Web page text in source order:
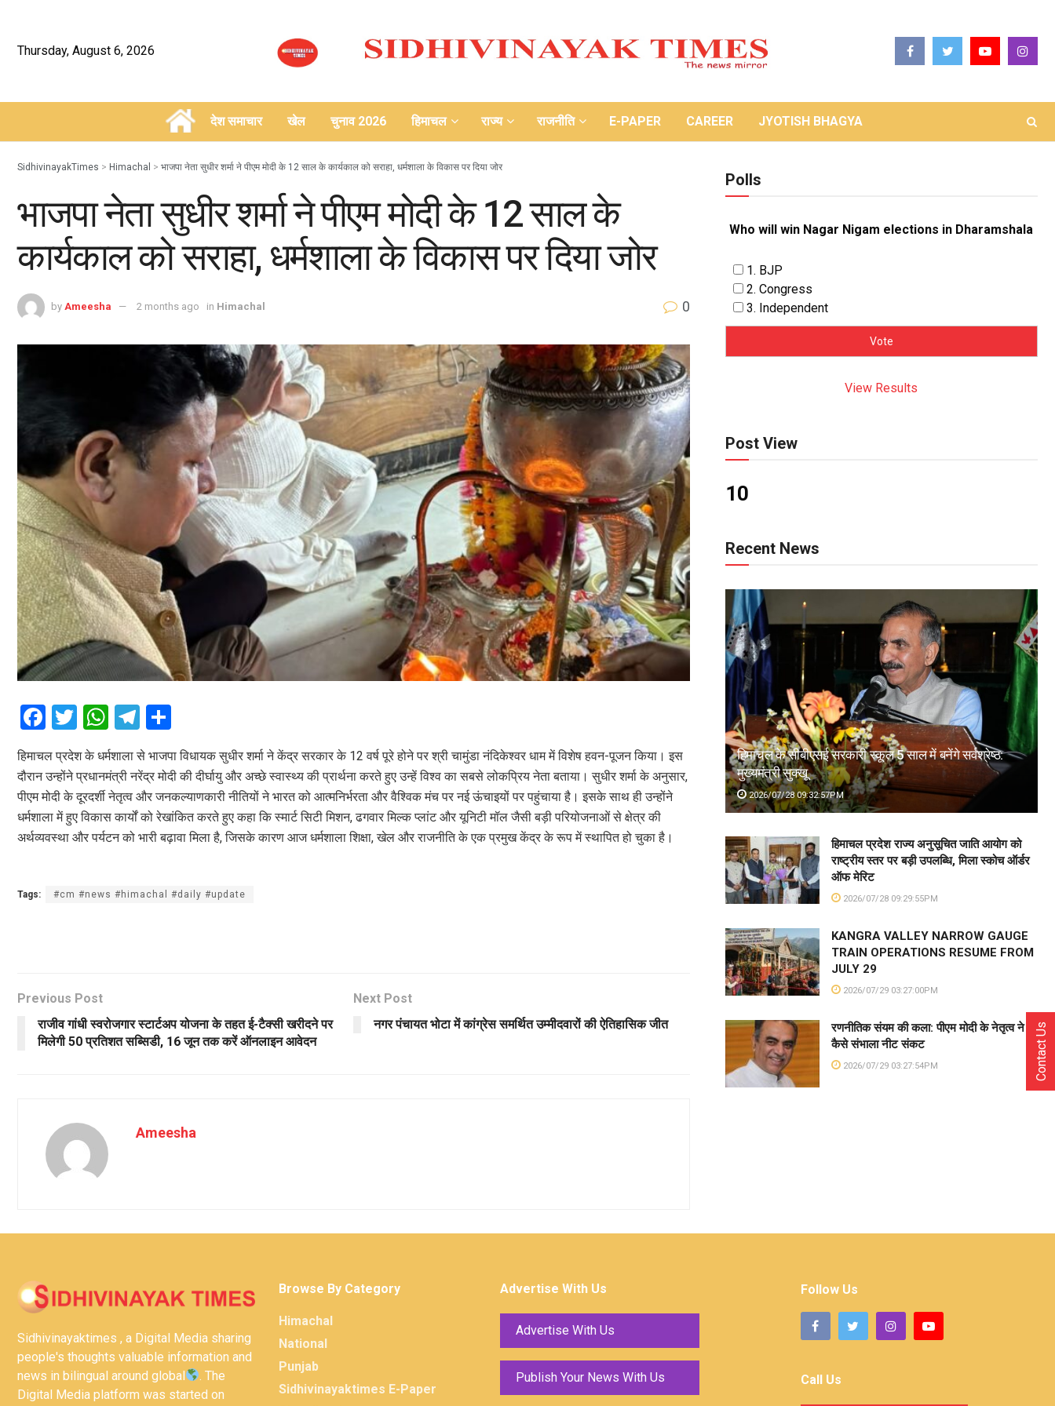
Thursday, August 6, 2026
– देश समाचार खेल चुनाव 2026 हिमाचल राज्य राजनीति E-PAPER CAREER JYOTISH BHAGYA
SidhivinayakTimes > Himachal > भाजपा नेता सुधीर शर्मा ने पीएम मोदी के 12 साल के कार्यकाल को सराहा, धर्मशाला के विकास पर दिया जोर
भाजपा नेता सुधीर शर्मा ने पीएम मोदी के 12 साल के
कार्यकाल को सराहा, धर्मशाला के विकास पर दिया जोर
by Ameesha 2 months ago in Himachal 0
F
ce
b
o
o
T
wi
tt
er
W
h
at
s
A
p
T
el
e
gr
a
m
h
ar
e
हिमाचल प्रदेश के धर्मशाला से भाजपा विधायक सुधीर शर्मा ने केंद्र सरकार के 12 वर्ष पूरे होने पर श्री चामुंडा नंदिकेश्वर धाम में विशेष हवन-पूजन किया। इस
दौरान उन्होंने प्रधानमंत्री नरेंद्र मोदी की दीर्घायु और अच्छे स्वास्थ्य की प्रार्थना करते हुए उन्हें विश्व का सबसे लोकप्रिय नेता बताया। सुधीर शर्मा के अनुसार,
पीएम मोदी के दूरदर्शी नेतृत्व और जनकल्याणकारी नीतियों ने भारत को आत्मनिर्भरता और वैश्विक मंच पर नई ऊंचाइयों पर पहुंचाया है। इसके साथ ही उन्होंने
धर्मशाला में हुए विकास कार्यों को रेखांकित करते हुए कहा कि स्मार्ट सिटी मिशन, ढगवार मिल्क प्लांट और यूनिटी मॉल जैसी बड़ी परियोजनाओं से क्षेत्र की
अर्थव्यवस्था और पर्यटन को भारी बढ़ावा मिला है, जिसके कारण आज धर्मशाला शिक्षा, खेल और राजनीति के एक प्रमुख केंद्र के रूप में स्थापित हो चुका है।
Tags: #cm #news #himachal #daily #update
Previous Post
राजीव गांधी स्वरोजगार स्टार्टअप योजना के तहत ई-टैक्सी खरीदने पर
मिलेगी 50 प्रतिशत सब्सिडी, 16 जून तक करें ऑनलाइन आवेदन
Next Post
नगर पंचायत भोटा में कांग्रेस समर्थित उम्मीदवारों की ऐतिहासिक जीत
Ameesha
Polls
Who will win Nagar Nigam elections in Dharamshala
1. BJP
2. Congress
3. Independent
View Results
Post View
10
Recent News
हिमाचल के सीबीएसई सरकारी स्कूल 5 साल में बनेंगे सर्वश्रेष्ठ:
मुख्यमंत्री सुक्खू
2026/07/28 09:32:57PM
हिमाचल प्रदेश राज्य अनुसूचित जाति आयोग को
राष्ट्रीय स्तर पर बड़ी उपलब्धि, मिला स्कोच ऑर्डर
ऑफ मेरिट
2026/07/28 09:29:55PM
KANGRA VALLEY NARROW GAUGE
TRAIN OPERATIONS RESUME FROM
JULY 29
2026/07/29 03:27:00PM
रणनीतिक संयम की कला: पीएम मोदी के नेतृत्व ने
कैसे संभाला नीट संकट
2026/07/29 03:27:54PM
Sidhivinayaktimes , a Digital Media sharing
people's thoughts valuable information and
news in bilingual around global
. The
Digital Media platform was started on
Browse By Category
Himachal
National
Punjab
Sidhivinayaktimes E-Paper
Advertise With Us
Advertise With Us
Publish Your News With Us
Follow Us
Call Us
Contact Us